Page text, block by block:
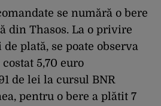
se numără o bere
din Thasos. La o privire
plată, se poate observa
5,70 euro
de lei la cursul BNR
pentru o bere a plătit 7